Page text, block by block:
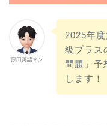
原田英語マン
2025年
級プラス
問題」予
します！